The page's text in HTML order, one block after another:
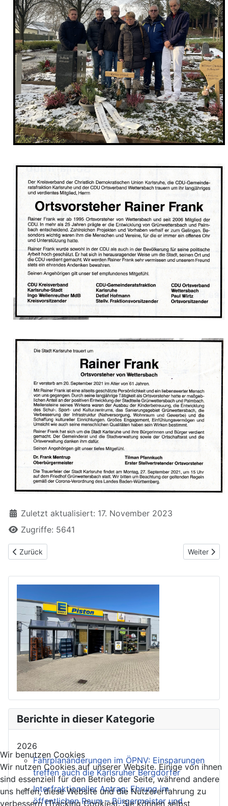
Zuletzt aktualisiert: 17. November 2023
Zugriffe: 5641
Vorheriger Beitrag: Änderungen zum Fahrplanwechsel 2022
Zurück Nächster
Weiter
Berichte in dieser Kategorie
2026
Fahrplanänderungen im ÖPNV: Einsparungen
treffen auch die Karlsruher Bergdörfer
Interfraktioneller Antrag: Ehrung im
öffentlichen Raum – Bürgermeister und
Wir benutzen Cookies
Wir nutzen Cookies auf unserer Website. Einige von ihnen
sind essenziell für den Betrieb der Seite, während andere
uns helfen, diese Website und die Nutzererfahrung zu
verbessern (Tracking Cookies). Sie können selbst